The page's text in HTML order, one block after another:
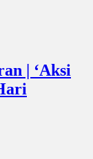
| ‘Aksi